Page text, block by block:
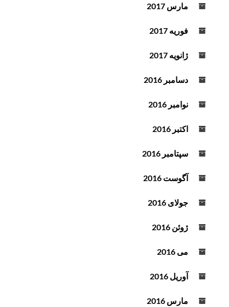
مارس 2017
فوریه 2017
ژانویه 2017
دسامبر 2016
نوامبر 2016
اکتبر 2016
سپتامبر 2016
آگوست 2016
جولای 2016
ژوئن 2016
می 2016
آوریل 2016
مارس 2016